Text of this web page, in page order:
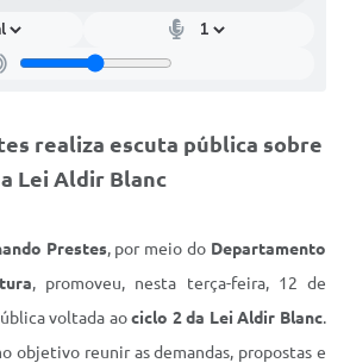
realiza escuta pública sobre
a Lei Aldir Blanc
Prestes, por meio do Departamento
, promoveu, nesta terça-feira, 12 de
voltada aociclo 2 da Lei Aldir Blanc.
objetivo reunir as demandas, propostas e